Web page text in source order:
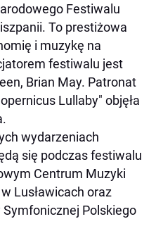
Festiwalu
To prestiżowa
i muzykę na
festiwalu jest
Brian May. Patronat
Lullaby" objęła
wydarzeniach
się podczas festiwalu
Centrum Muzyki
Lusławicach oraz
Polskiego